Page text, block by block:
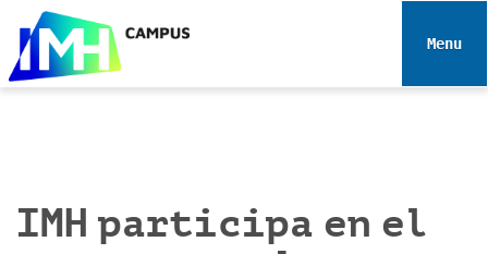
e
Toggle
IMH participa en el